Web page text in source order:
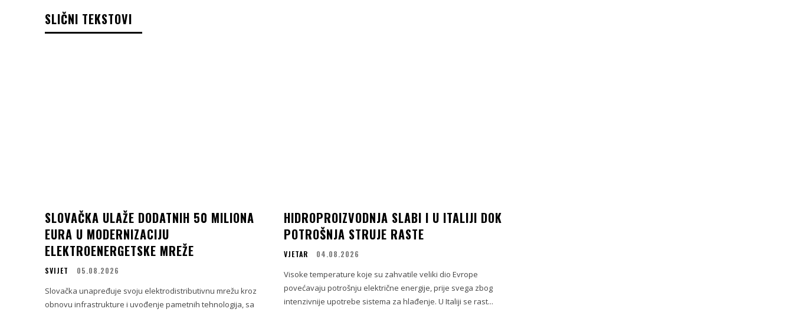
SLIČNI TEKSTOVI
SLOVAČKA ULAŽE DODATNIH 50 MILIONA
EURA U MODERNIZACIJU
ELEKTROENERGETSKE MREŽE
SVIJET 05.08.2026
Slovačka unapređuje svoju elektrodistributivnu mrežu kroz
obnovu infrastrukture i uvođenje pametnih tehnologija, sa
HIDROPROIZVODNJA SLABI I U ITALIJI DOK
POTROŠNJA STRUJE RASTE
VJETAR 04.08.2026
Visoke temperature koje su zahvatile veliki dio Evrope
povećavaju potrošnju električne energije, prije svega zbog
intenzivnije upotrebe sistema za hlađenje. U Italiji se rast...